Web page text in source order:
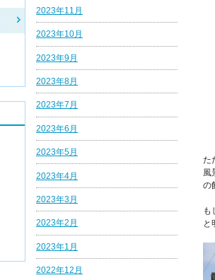
た
風
の
も
と
2023年11月
2023年10月
2023年9月
2023年8月
2023年7月
2023年6月
2023年5月
2023年4月
2023年3月
2023年2月
2023年1月
2022年12月